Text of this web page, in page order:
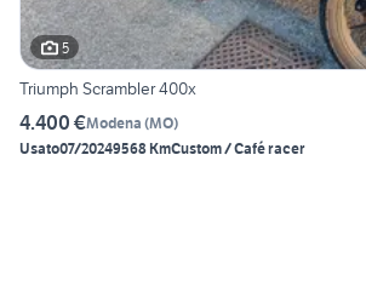
5
Triumph Scrambler 400x
4.400 €Modena (MO)
Usato07/20249568 KmCustom / Café racer